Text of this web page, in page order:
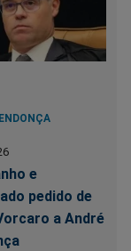
e
pedido de
a André